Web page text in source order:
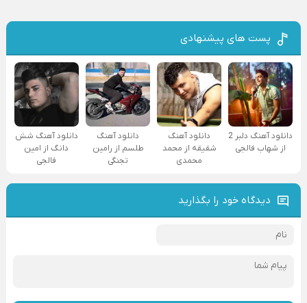
پست های پیشنهادی
دانلود آهنگ دلبر 2
از شهاب فالجی
دانلود آهنگ
شقیقه از محمد
محمدی
دانلود آهنگ
طلسم از رامین
تجنگی
دانلود آهنگ شش
دانگ از امین
فالجی
دیدگاه خود را بگذارید